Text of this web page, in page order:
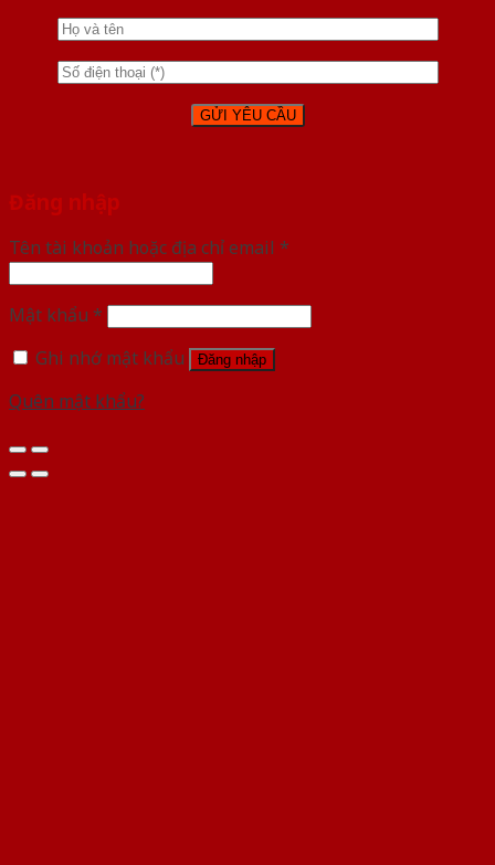
Đăng nhập
Tên tài khoản hoặc địa chỉ email *
Mật khẩu *
Ghi nhớ mật khẩu
Đăng nhập
Quên mật khẩu?